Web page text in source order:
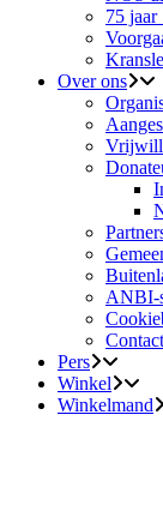
75 jaar
Over ons
ANBI-
Contact
Pers
Winkel
Winkelmand